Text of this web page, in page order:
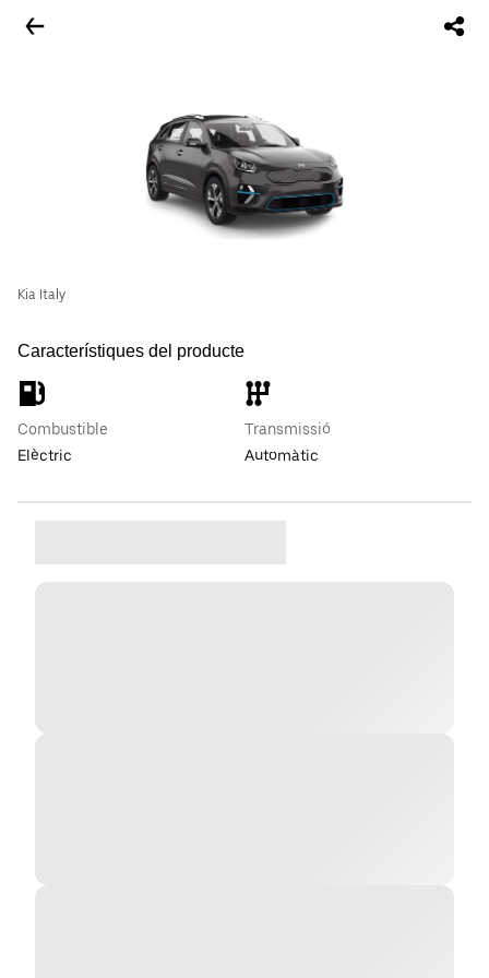
Kia Italy
Característiques del producte
Combustible
Elèctric
Transmissió
Automàtic